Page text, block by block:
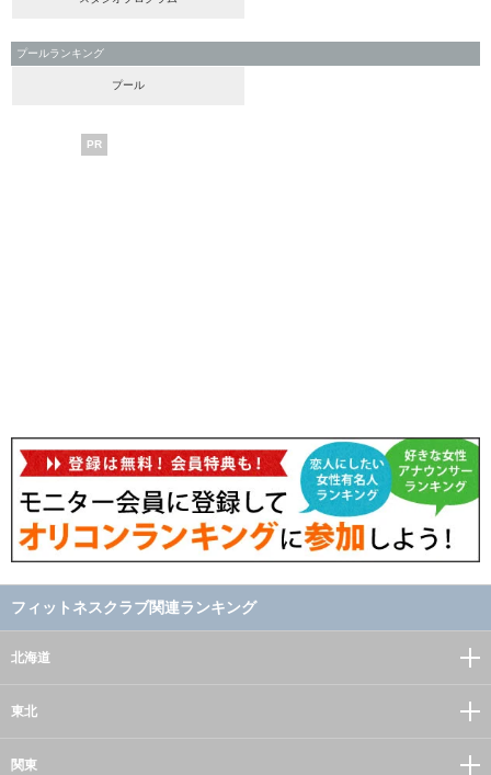
プールランキング
プール
PR
フィットネスクラブ関連ランキング
北海道
東北
関東